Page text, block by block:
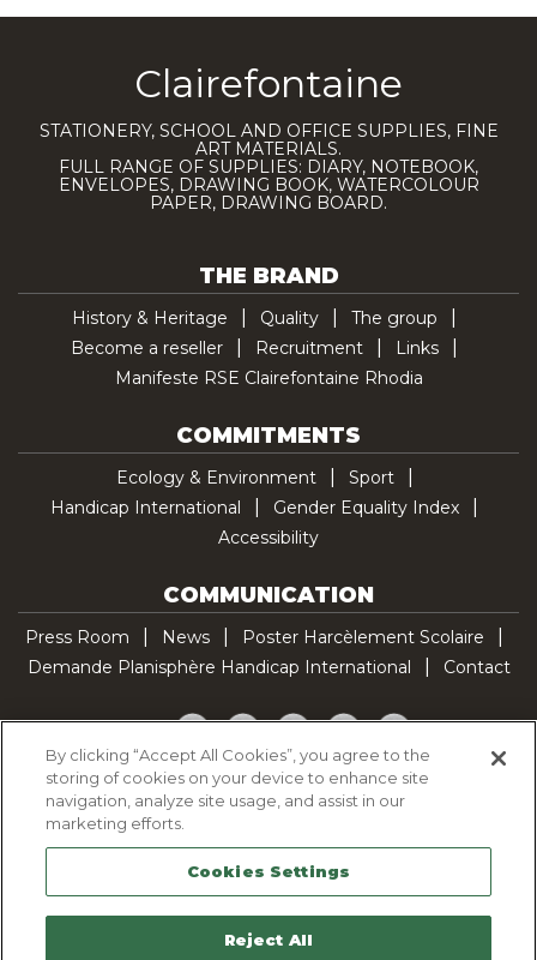
Clairefontaine
STATIONERY, SCHOOL AND OFFICE SUPPLIES, FINE
ART MATERIALS.
FULL RANGE OF SUPPLIES: DIARY, NOTEBOOK,
ENVELOPES, DRAWING BOOK, WATERCOLOUR
PAPER, DRAWING BOARD.
THE BRAND
History & Heritage Quality
The group
Become a reseller
Recruitment
Links
Manifeste RSE Clairefontaine Rhodia
COMMITMENTS
Ecology & Environment
Sport
Handicap International
Gender Equality Index
Accessibility
COMMUNICATION
Press Room News
Poster Harcèlement Scolaire
Demande Planisphère Handicap International
Contact
Facebook
TwitterYouTubePinterestTikTok
Cookie Policy
Legal Notice
Sitemap
Contactez-nous
By clicking “Accept All Cookies”, you agree to the
storing of cookies on your device to enhance site
navigation, analyze site usage, and assist in our
marketing efforts.
Cookies Settings
Reject All